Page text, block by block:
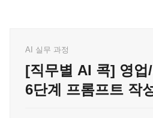
AI 실무 과정
[직무별 AI 콕] 영업
6단계 프롬프트 작